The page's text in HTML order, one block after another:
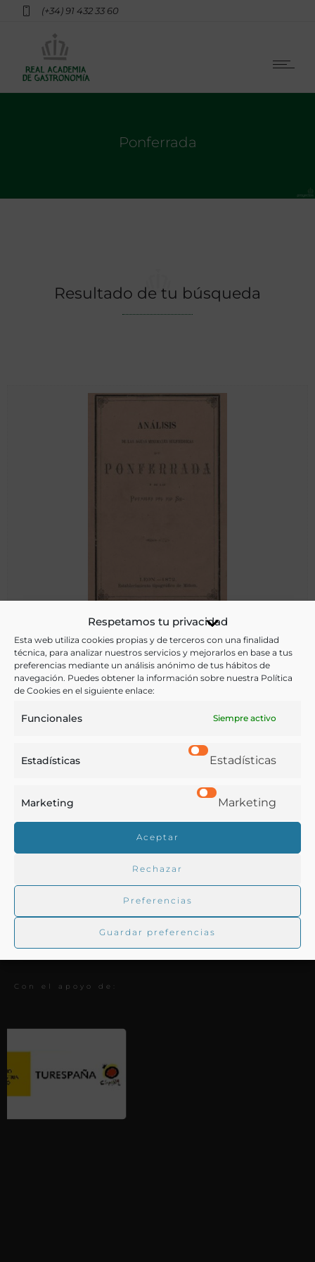
Respetamos tu privacidad
Esta web utiliza cookies propias y de terceros con una finalidad
técnica, para analizar nuestros servicios y mejorarlos en base a tus
preferencias mediante un análisis anónimo de tus hábitos de
navegación. Puedes obtener la información sobre nuestra Política
de Cookies en el siguiente enlace:
Funcionales Siempre activo
Estadísticas Estadísticas
Marketing Marketing
Aceptar
Rechazar
Preferencias
Guardar preferencias
(+34) 91 432 33 60
Ponferrada
Resultado de tu búsqueda
Análisis de las aguas minerales sulfhídricas de Ponferrada y
químico…
Merino, D.
León - 1872
Real Academia de Gastronomía
Trabajamos para difundir y proteger la cultura
La RAG
Con el apoyo de: